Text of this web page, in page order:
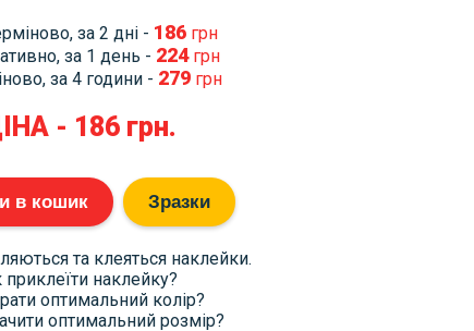
за 2 дні - 186 грн
за 1 день - 224 грн
за 4 години - 279 грн
- 186 грн.
в кошик Зразки
та клеяться наклейки.
приклеїти наклейку?
оптимальний колір?
оптимальний розмір?